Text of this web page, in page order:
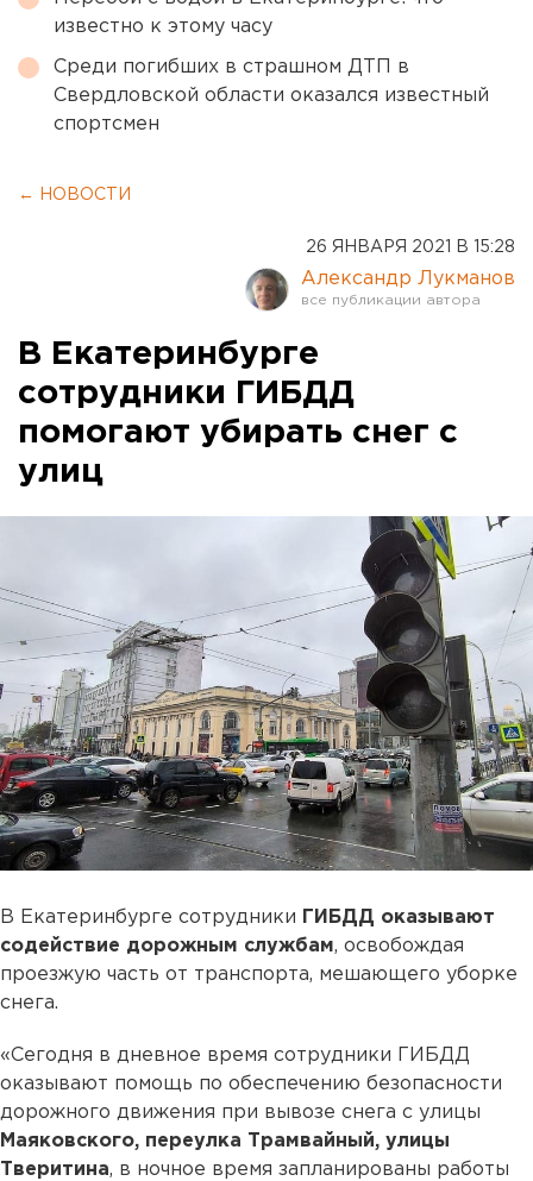
известно к этому часу
Среди погибших в страшном ДТП в
Свердловской области оказался известный
спортсмен
← НОВОСТИ
26 ЯНВАРЯ 2021 В 15:28
Александр Лукманов
В Екатеринбурге
сотрудники ГИБДД
помогают убирать снег с
улиц
В Екатеринбурге сотрудники
ГИБДД оказывают
содействие дорожным службам, освобождая
проезжую часть от транспорта, мешающего уборке
снега.
«Сегодня в дневное время сотрудники ГИБДД
оказывают помощь по обеспечению безопасности
дорожного движения при вывозе снега с улицы
Маяковского, переулка Трамвайный, улицы
Тверитина, в ночное время запланированы работы